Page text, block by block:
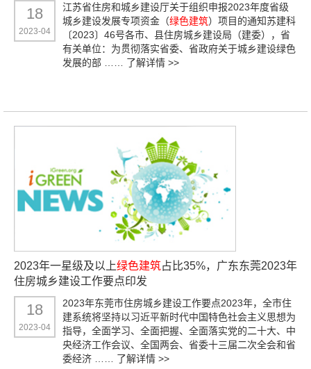
18
2023-04
江苏省住房和城乡建设厅关于组织申报2023年度省级
城乡建设发展专项资金（绿色建筑）项目的通知苏建科
〔2023〕46号各市、县住房城乡建设局（建委），省
有关单位：为贯彻落实省委、省政府关于城乡建设绿色
发展的部 …… 了解详情 >>
2023年一星级及以上绿色建筑占比35%，广东东莞2023年
住房城乡建设工作要点印发
18
2023-04
2023年东莞市住房城乡建设工作要点2023年，全市住
建系统将坚持以习近平新时代中国特色社会主义思想为
指导，全面学习、全面把握、全面落实党的二十大、中
央经济工作会议、全国两会、省委十三届二次全会和省
委经济 …… 了解详情 >>